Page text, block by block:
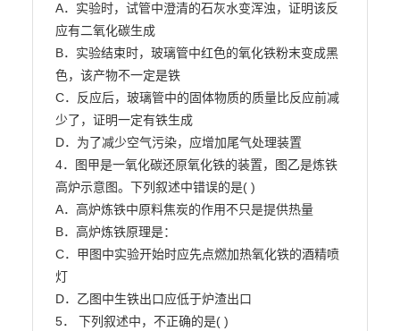
A．实验时，试管中澄清的石灰水变浑浊，证明该反
应有二氧化碳生成
B．实验结束时，玻璃管中红色的氧化铁粉末变成黑
色，该产物不一定是铁
C．反应后，玻璃管中的固体物质的质量比反应前减
少了，证明一定有铁生成
D．为了减少空气污染，应增加尾气处理装置
4．图甲是一氧化碳还原氧化铁的装置，图乙是炼铁
高炉示意图。下列叙述中错误的是( )
A．高炉炼铁中原料焦炭的作用不只是提供热量
B．高炉炼铁原理是：
C．甲图中实验开始时应先点燃加热氧化铁的酒精喷
灯
D．乙图中生铁出口应低于炉渣出口
5． 下列叙述中，不正确的是( )